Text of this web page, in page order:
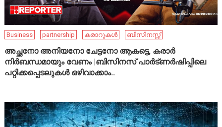
Business partnership കരാറുകൾ ബിസിനസ്സ്
അച്ഛനോ അനിയനോ ചേട്ടനോ ആകട്ടെ, കരാർ
നിർബന്ധമായും വേണം |ബിസിനസ് പാർട്ണർഷിപ്പിലെ
പറ്റിക്കപ്പെടലുകൾ ഒഴിവാക്കാം..